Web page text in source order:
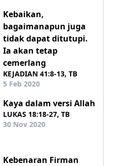
Kebaikan,
bagaimanapun juga
tidak dapat ditutupi.
Ia akan tetap
cemerlang
KEJADIAN 41:8-13, TB
5 Feb 2020
Kaya dalam versi Allah
LUKAS 18:18-27, TB
30 Nov 2020
Kebenaran Firman